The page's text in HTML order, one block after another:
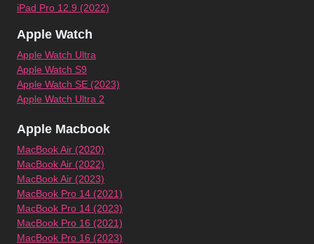
iPad Pro 12.9 (2022)
Apple Watch
Apple Watch Ultra
Apple Watch S9
Apple Watch SE (2023)
Apple Watch Ultra 2
Apple Macbook
MacBook Air (2020)
MacBook Air (2022)
MacBook Air (2023)
MacBook Pro 14 (2021)
MacBook Pro 14 (2023)
MacBook Pro 16 (2021)
MacBook Pro 16 (2023)